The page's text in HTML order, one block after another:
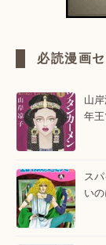
必読漫画
山
年
ス
い